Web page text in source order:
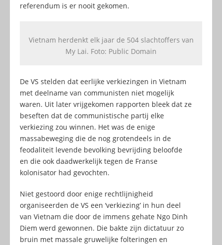
referendum is er nooit gekomen.
Vietnam herdenkt elk jaar de 504 slachtoffers van
My Lai. Foto: Public Domain
De VS stelden dat eerlijke verkiezingen in Vietnam
met deelname van communisten niet mogelijk
waren. Uit later vrijgekomen rapporten bleek dat ze
beseften dat de communistische partij elke
verkiezing zou winnen. Het was de enige
massabeweging die de nog grotendeels in de
feodaliteit levende bevolking bevrijding beloofde
en die ook daadwerkelijk tegen de Franse
kolonisator had gevochten.
Niet gestoord door enige rechtlijnigheid
organiseerden de VS een ‘verkiezing’ in hun deel
van Vietnam die door de immens gehate Ngo Dinh
Diem werd gewonnen. Die bakte zijn dictatuur zo
bruin met massale gruwelijke folteringen en